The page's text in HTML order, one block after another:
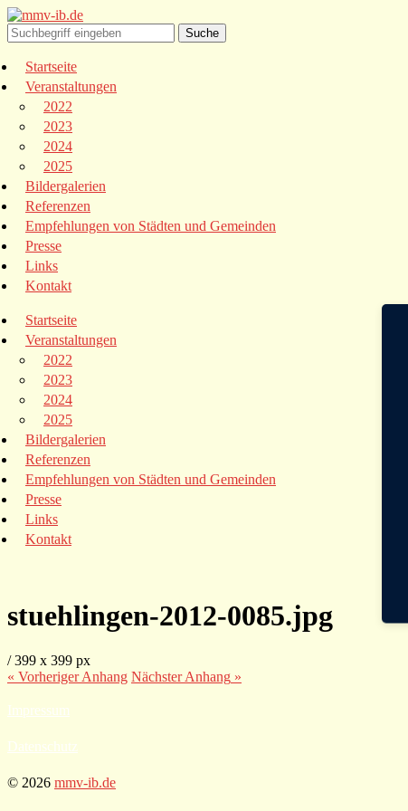
Startseite
Veranstaltungen
2022
2023
2024
2025
Bildergalerien
Referenzen
Empfehlungen von Städten und Gemeinden
Presse
Links
Kontakt
Startseite
Veranstaltungen
2022
2023
2024
2025
Bildergalerien
Referenzen
Empfehlungen von Städten und Gemeinden
Presse
Links
Kontakt
stuehlingen-2012-0085.jpg
/399 x 399 px
« VorherigerAnhang NächsterAnhang »
Impressum
Datenschutz
© 2026 mmv-ib.de